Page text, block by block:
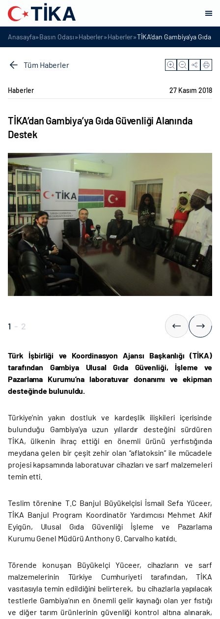
Anasayfa»Basın Odası»Haberler»Haberler»TİKA’dan Gambiya’ya Gıda
Tüm Haberler
Haberler 27 Kasım 2018
TİKA’dan Gambiya’ya Gıda Güvenliği Alanında
Destek
1 - 2
Türk İşbirliği ve Koordinasyon Ajansı Başkanlığı (TİKA)
tarafından Gambiya Ulusal Gıda Güvenliği, İşleme ve
Pazarlama Kurumu’na laboratuvar donanımı ve ekipman
desteğinde bulunuldu.
Türkiye’nin yakın dostluk ve kardeşlik ilişkileri içerisinde
bulunduğu Gambiya’ya uzun yıllardır desteğini sürdüren
TİKA, ülkenin ihraç ettiği en önemli ürünü yerfıstığında
meydana gelen bir çeşit zehir olan “aflatoksin” ile mücadele
projesi kapsamında laboratuvar cihazları ve sarf malzemeleri
temin etti.
Teslim törenine T.C Banjul Büyükelçisi İsmail Sefa Yüceer,
TİKA Banjul Program Koordinatör Yardımcısı Mehmet Akif
Eyigün, Ulusal Gıda Güvenliği İşleme ve Pazarlama
Kurumu Genel Müdürü Anthony G. Carvalho katıldı.
Törende konuşan Büyükelçi Yüceer, cihazların ve sarf
malzemelerinin Türkiye Cumhuriyeti tarafından, TİKA
vasıtasıyla temin edildiğini belirterek, bu cihazlarla yapılacak
testlerle Gambiya’nın en önemli gelir kaynağı olan yer fıstığı
ve diğer tarım ürünlerinin güvenliği kontrol altına alınarak,